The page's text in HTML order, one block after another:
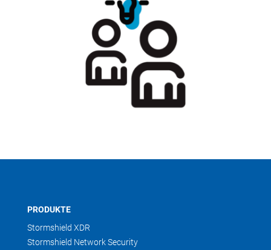
PRODUKTE
Stormshield XDR
Stormshield Network Security